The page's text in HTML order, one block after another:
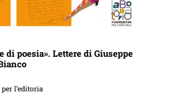
di poesia». Lettere di Giuseppe
l’editoria